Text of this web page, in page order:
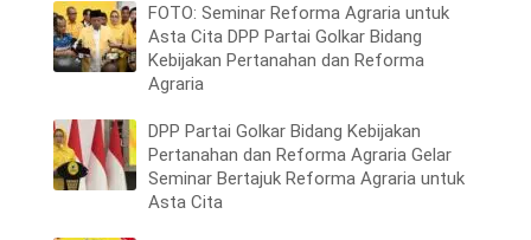
FOTO: Seminar Reforma Agraria untuk
Asta Cita DPP Partai Golkar Bidang
Kebijakan Pertanahan dan Reforma
Agraria
DPP Partai Golkar Bidang Kebijakan
Pertanahan dan Reforma Agraria Gelar
Seminar Bertajuk Reforma Agraria untuk
Asta Cita